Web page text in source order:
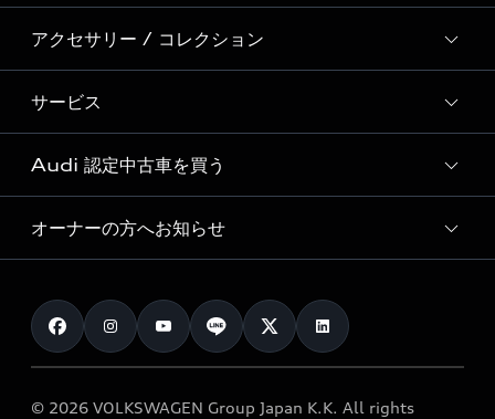
Audi Sport
Formula 1®
デジタルサービス
新車在庫検索
試乗車・展示車検索
見積り依頼
試乗予約
モデル一覧
特別仕様モデル / 限定モデル
e-tronラインアップ
価格シミュレーション
車両比較
カタログ一覧
アクセサリー / コレクション
純正アクセサリー
オンラインショップ
Audi collection
アウディナビアプリ
サービス
サービス入庫予約
サービスプログラム
メンテナンス
車検 / 定期点検
e-tronアフターサポート
Audi 認定中古車を買う
Audi認定中古車
クオリティ
保証
メンテナンス
オーナーの方へお知らせ
お知らせ
オーナー様向けキャンペーン
© 2026 VOLKSWAGEN Group Japan K.K. All rights